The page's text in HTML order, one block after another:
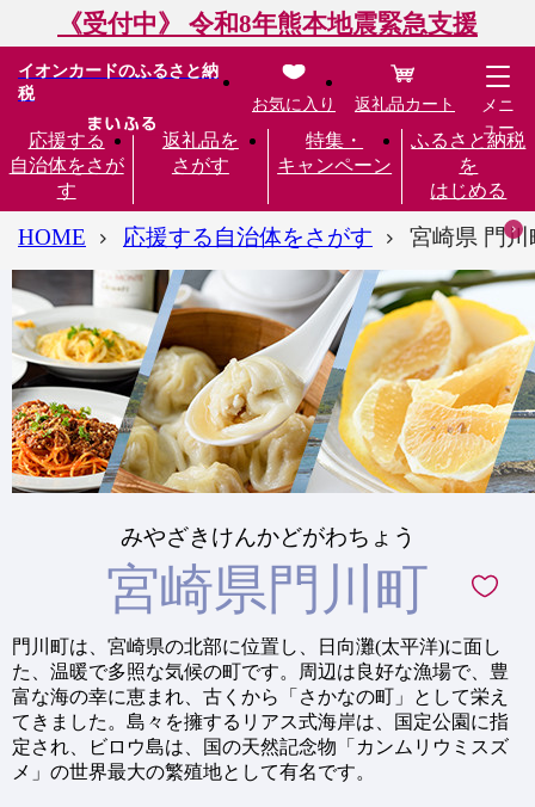
《受付中》 令和8年熊本地震緊急支援
イオンカードのふるさと納
税
応援する
自治体をさが
す
返礼品を
さがす
特集・
キャンペーン
ふるさと納税
を
はじめる
お気に入り 返礼品カート
メニ
ュー
HOME 応援する自治体をさがす 宮崎県 門川
みやざきけんかどがわちょう
宮崎県門川町
門川町は、宮崎県の北部に位置し、日向灘(太平洋)に面し
た、温暖で多照な気候の町です。周辺は良好な漁場で、豊
富な海の幸に恵まれ、古くから「さかなの町」として栄え
てきました。島々を擁するリアス式海岸は、国定公園に指
定され、ビロウ島は、国の天然記念物「カンムリウミスズ
メ」の世界最大の繁殖地として有名です。